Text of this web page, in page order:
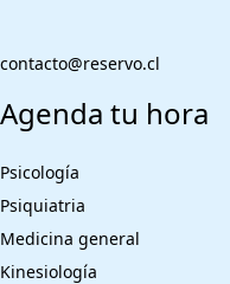
contacto@reservo.cl
Agenda tu hora
Psicología
Psiquiatria
Medicina general
Kinesiología